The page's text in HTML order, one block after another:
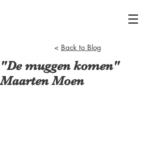
< Back to Blog
"De muggen komen"
Maarten Moen